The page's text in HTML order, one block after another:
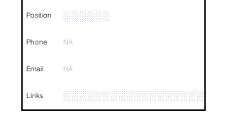
Position ░░░░░░
Phone NA
Email NA
Links